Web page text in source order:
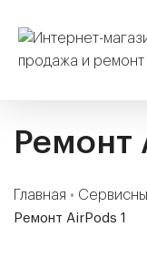
Ремонт
Главная •
Ремонт AirPods 1